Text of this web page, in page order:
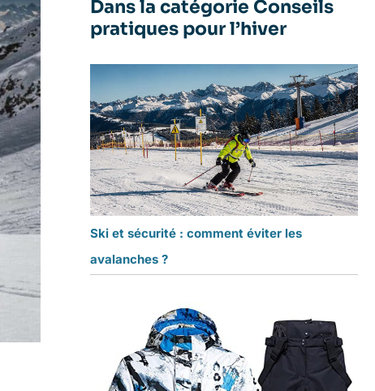
Dans la catégorie Conseils
pratiques pour l’hiver
Ski et sécurité : comment éviter les
avalanches ?